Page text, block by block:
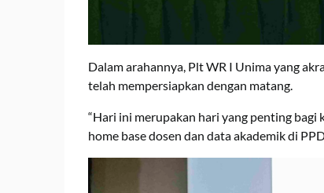
Dalam arahannya, Plt WR I Unima yang
telah mempersiapkan dengan matang.
“Hari ini merupakan hari yang penting bagi
home base dosen dan data akademik di